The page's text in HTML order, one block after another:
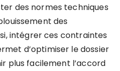
des normes techniques
des
intégrer ces contraintes
d’optimiser le dossier
plus facilement l’accord